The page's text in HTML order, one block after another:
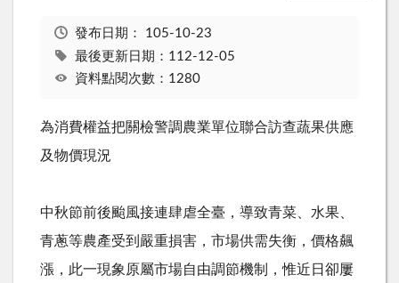
發布日期： 105-10-23
最後更新日期：112-12-05
資料點閱次數：1280
為消費權益把關檢警調農業單位聯合訪查蔬果供應
及物價現況
中秋節前後颱風接連肆虐全臺，導致青菜、水果、
青蔥等農產受到嚴重損害，市場供需失衡，價格飆
漲，此一現象原屬市場自由調節機制，惟近日卻屢